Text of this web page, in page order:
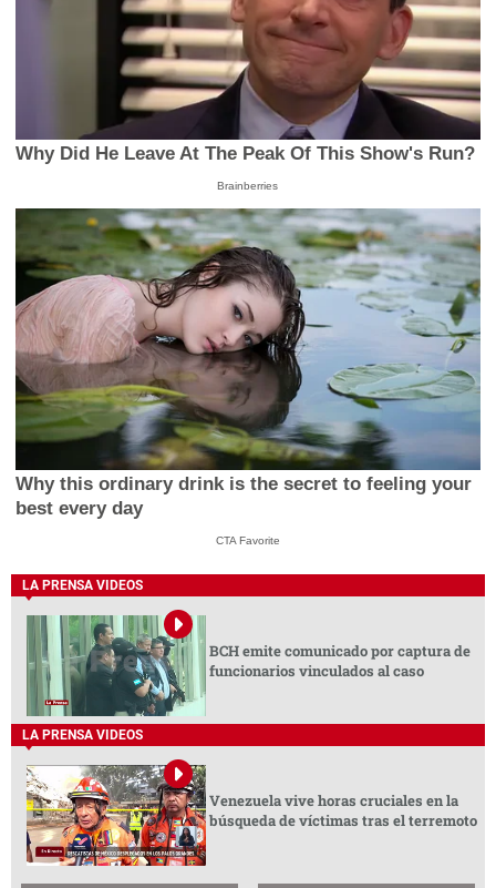
Why Did He Leave At The Peak Of This Show's Run?
Brainberries
Why this ordinary drink is the secret to feeling your
best every day
CTA Favorite
LA PRENSA VIDEOS
BCH emite comunicado por captura de
funcionarios vinculados al caso
LA PRENSA VIDEOS
Venezuela vive horas cruciales en la
búsqueda de víctimas tras el terremoto